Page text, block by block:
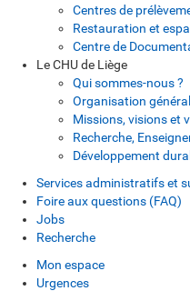
Centres de
Restauration et
Centre de
Le CHU de Liège
Qui sommes-nous ?
Organisation
Missions, visions et
Recherche,
Développement
Services administratifs et
Foire aux questions (FAQ)
Jobs
Recherche
Mon espace
Urgences